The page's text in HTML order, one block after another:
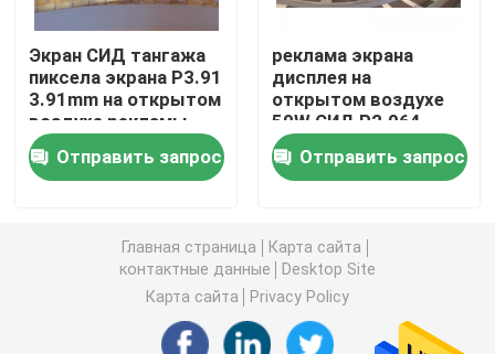
Экран СИД стадиона
Экран дисплея СИД этапа
Изогнутый экран СИД
Модули экрана СИД
Экран СИД тангажа
пиксела экрана P3.91
3.91mm на открытом
воздухе рекламы
RGB
Отправить запрос
реклама экрана
дисплея на
открытом воздухе
50W СИД P2.064
2.604mm творческая
Отправить запрос
Главная страница
Карта сайта
контактные данные
Desktop Site
Карта сайта
Privacy Policy